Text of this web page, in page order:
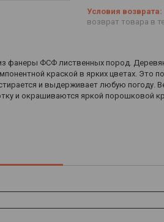
возврат товара в
фанеры ФСФ лиственных пород.
краской в ярких цветах. Это
и выдерживает любую погоду.
и окрашиваются яркой порошковой